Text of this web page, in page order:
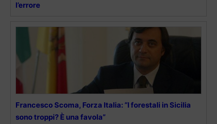
l’errore
Francesco Scoma, Forza Italia: “I forestali in Sicilia
sono troppi? È una favola”